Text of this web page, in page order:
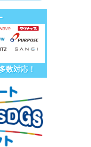
数対応！